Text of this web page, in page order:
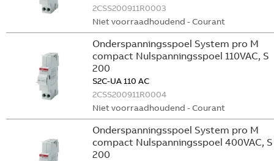
2CSS200911R0003
Niet voorraadhoudend - Courant
Onderspanningsspoel System pro M
compact Nulspanningsspoel 110VAC, S
200
S2C-UA 110 AC
2CSS200911R0004
Niet voorraadhoudend - Courant
Onderspanningsspoel System pro M
compact Nulspanningsspoel 400VAC, S
200